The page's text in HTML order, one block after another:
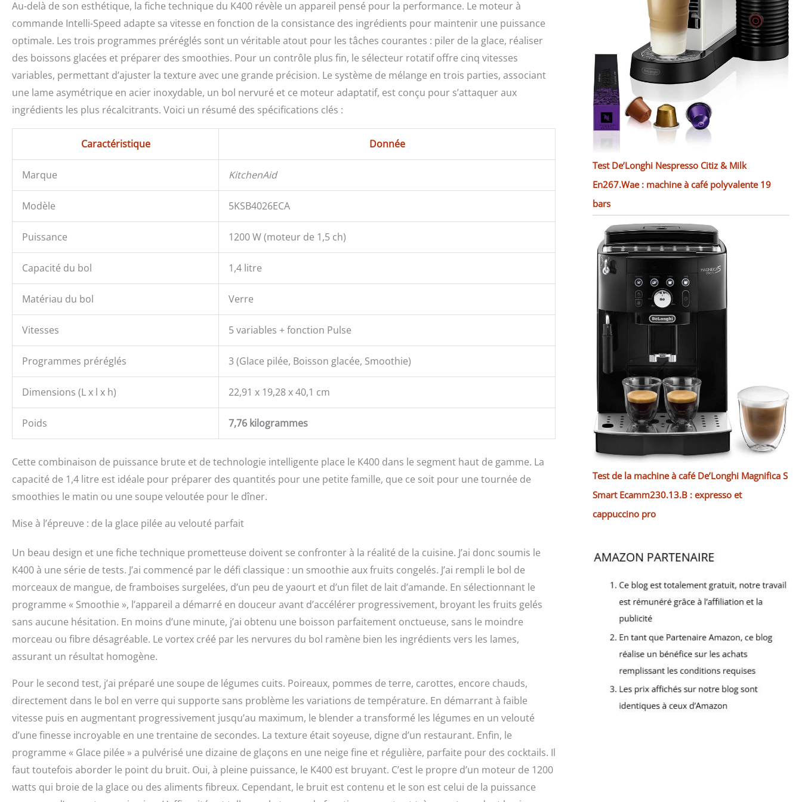
Au-delà de son esthétique, la fiche technique du K400 révèle un appareil pensé pour la performance. Le moteur à
commande Intelli-Speed adapte sa vitesse en fonction de la consistance des ingrédients pour maintenir une puissance
optimale. Les trois programmes préréglés sont un véritable atout pour les tâches courantes : piler de la glace, réaliser
des boissons glacées et préparer des smoothies. Pour un contrôle plus fin, le sélecteur rotatif offre cinq vitesses
variables, permettant d’ajuster la texture avec une grande précision. Le système de mélange en trois parties, associant
une lame asymétrique en acier inoxydable, un bol nervuré et ce moteur adaptatif, est conçu pour s’attaquer aux
ingrédients les plus récalcitrants. Voici un résumé des spécifications clés :
Caractéristique Donnée
Marque KitchenAid
Modèle 5KSB4026ECA
Puissance 1200 W (moteur de 1,5 ch)
Capacité du bol 1,4 litre
Matériau du bol Verre
Vitesses 5 variables + fonction Pulse
Programmes préréglés 3 (Glace pilée, Boisson glacée, Smoothie)
Dimensions (L x l x h) 22,91 x 19,28 x 40,1 cm
Poids 7,76 kilogrammes
Cette combinaison de puissance brute et de technologie intelligente place le K400 dans le segment haut de gamme. La
capacité de 1,4 litre est idéale pour préparer des quantités pour une petite famille, que ce soit pour une tournée de
smoothies le matin ou une soupe veloutée pour le dîner.
Mise à l’épreuve : de la glace pilée au velouté parfait
Un beau design et une fiche technique prometteuse doivent se confronter à la réalité de la cuisine. J’ai donc soumis le
K400 à une série de tests. J’ai commencé par le défi classique : un smoothie aux fruits congelés. J’ai rempli le bol de
morceaux de mangue, de framboises surgelées, d’un peu de yaourt et d’un filet de lait d’amande. En sélectionnant le
programme « Smoothie », l’appareil a démarré en douceur avant d’accélérer progressivement, broyant les fruits gelés
sans aucune hésitation. En moins d’une minute, j’ai obtenu une boisson parfaitement onctueuse, sans le moindre
morceau ou fibre désagréable. Le vortex créé par les nervures du bol ramène bien les ingrédients vers les lames,
assurant un résultat homogène.
Pour le second test, j’ai préparé une soupe de légumes cuits. Poireaux, pommes de terre, carottes, encore chauds,
directement dans le bol en verre qui supporte sans problème les variations de température. En démarrant à faible
vitesse puis en augmentant progressivement jusqu’au maximum, le blender a transformé les légumes en un velouté
d’une finesse incroyable en une trentaine de secondes. La texture était soyeuse, digne d’un restaurant. Enfin, le
programme « Glace pilée » a pulvérisé une dizaine de glaçons en une neige fine et régulière, parfaite pour des cocktails. Il
faut toutefois aborder le point du bruit. Oui, à pleine puissance, le K400 est bruyant. C’est le propre d’un moteur de 1200
watts qui broie de la glace ou des aliments fibreux. Cependant, le bruit est contenu et le son est celui de la puissance
Test De’Longhi Nespresso Citiz & Milk
En267.Wae : machine à café polyvalente 19
bars
Test de la machine à café De’Longhi Magnifica S
Smart Ecamm230.13.B : expresso et
cappuccino pro